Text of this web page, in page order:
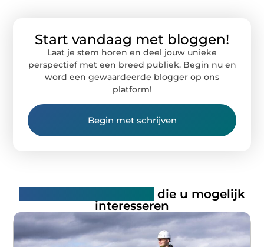
Start vandaag met bloggen!
Laat je stem horen en deel jouw unieke
perspectief met een breed publiek. Begin nu en
word een gewaardeerde blogger op ons
platform!
Begin met schrijven
die u mogelijk
interesseren